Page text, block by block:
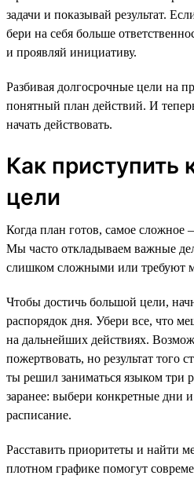
задачи и показывай результат.
бери на себя больше
и проявляй инициативу.
Разбивая долгосрочные цели на
понятный план действий. И
начать действовать.
Как приступить
цели
Когда план готов, самое сложное
Мы часто откладываем важные
слишком сложными или требуют
Чтобы достичь большой цели,
распорядок дня. Убери все, что
на дальнейших действиях.
пожертвовать, но результат того
ты решил заниматься языком три
заранее: выбери конкретные дни и
расписание.
Расставить приоритеты и найти
плотном графике помогут